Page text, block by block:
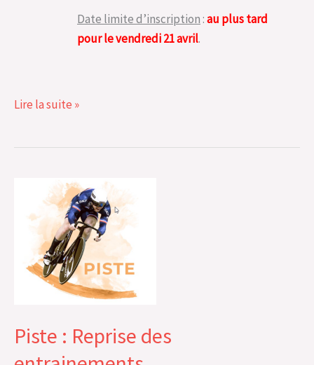
Date limite d’inscription:au plus tard
pour le vendredi 21 avril.
Lire la suite »
Piste : Reprise des
entrainements